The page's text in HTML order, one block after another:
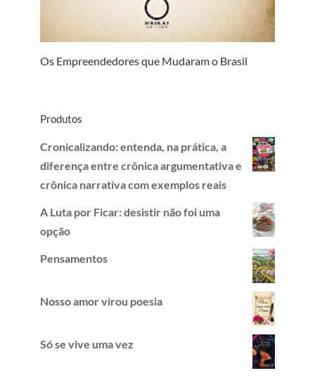
Os Empreendedores que Mudaram o Brasil
Produtos
Cronicalizando: entenda, na prática, a
diferença entre crônica argumentativa e
crônica narrativa com exemplos reais
A Luta por Ficar: desistir não foi uma
opção
Pensamentos
Nosso amor virou poesia
Só se vive uma vez